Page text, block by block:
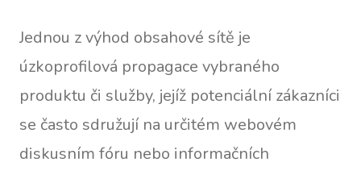
Jednou z výhod obsahové sítě je
úzkoprofilová propagace vybraného
produktu či služby, jejíž potenciální zákazníci
se často sdružují na určitém webovém
diskusním fóru nebo informačních